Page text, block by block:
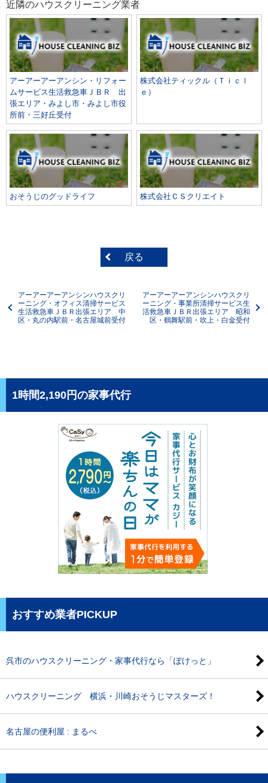
近隣のハウスクリーニング業者
アーアーアーアンシン・リフォー
ムサービス生活救急車ＪＢＲ 出
張エリア・みよし市・みよし市役
所前・三好丘受付
株式会社ティックル（Ｔｉｃｌ
ｅ）
おそうじのグッドライフ 株式会社ＣＳクリエイト
戻る
アーアーアーアンシンハウスクリ
ーニング・オフィス清掃サービス
生活救急車ＪＢＲ出張エリア 中
区・丸の内駅前・名古屋城前受付
アーアーアーアンシンハウスクリ
ーニング・事業所清掃サービス生
活救急車ＪＢＲ出張エリア 昭和
区・鶴舞駅前・吹上・白金受付
1時間2,190円の家事代行
おすすめ業者PICKUP
呉市のハウスクリーニング・家事代行なら「ぽけっと」
ハウスクリーニング 横浜・川崎おそうじマスターズ！
名古屋の便利屋 : まるべ